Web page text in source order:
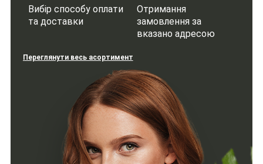
Вибір способу оплати
та доставки
Отримання
замовлення за
вказано адресою
Переглянути весь асортимент